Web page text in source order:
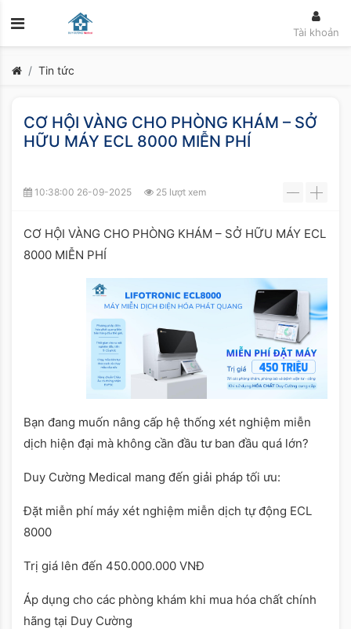
Tài khoản
Tin tức
CƠ HỘI VÀNG CHO PHÒNG KHÁM – SỞ
HỮU MÁY ECL 8000 MIỄN PHÍ
10:38:00 26-09-2025 25 lượt xem - +
CƠ HỘI VÀNG CHO PHÒNG KHÁM – SỞ HỮU MÁY ECL
8000 MIỄN PHÍ
Bạn đang muốn nâng cấp hệ thống xét nghiệm miễn
dịch hiện đại mà không cần đầu tư ban đầu quá lớn?
Duy Cường Medical mang đến giải pháp tối ưu:
Đặt miễn phí máy xét nghiệm miễn dịch tự động ECL
8000
Trị giá lên đến 450.000.000 VNĐ
Áp dụng cho các phòng khám khi mua hóa chất chính
hãng tại Duy Cường